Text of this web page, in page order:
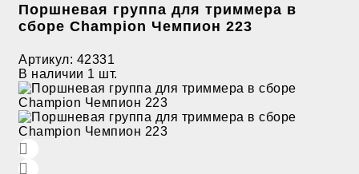
Поршневая группа для триммера в
сборе Champion Чемпион 223
Артикул: 42331
В наличии 1 шт.